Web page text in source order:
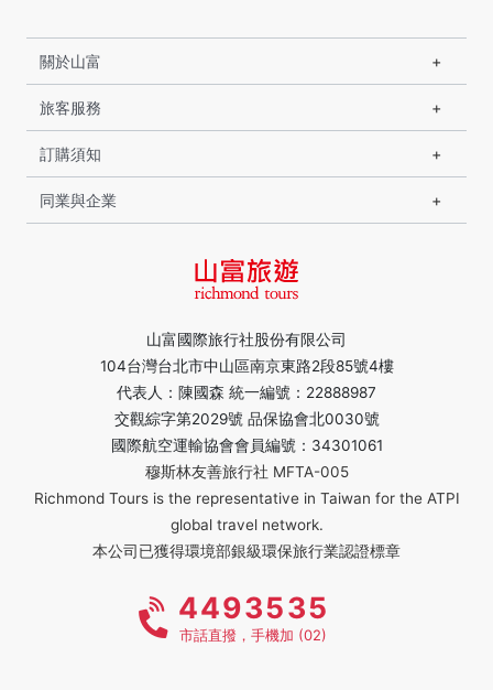
山富國際旅行社股份有限公司
104台灣台北市中山區南京東路2段85號4樓
代表人：陳國森 統一編號：22888987
交觀綜字第2029號 品保協會北0030號
國際航空運輸協會會員編號：34301061
穆斯林友善旅行社 MFTA-005
Richmond Tours is the representative in Taiwan for the ATPI
global travel network.
本公司已獲得環境部銀級環保旅行業認證標章
關於山富
旅客服務
訂購須知
同業與企業
4493535
市話直撥，手機加 (02)